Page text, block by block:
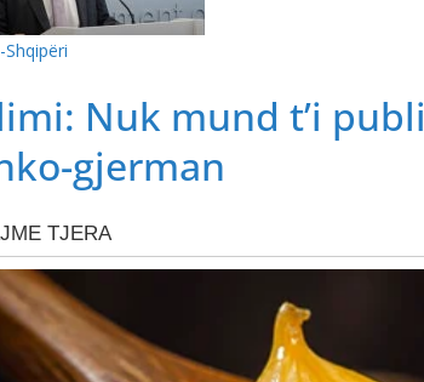
Nuk mund t’i
gjerman